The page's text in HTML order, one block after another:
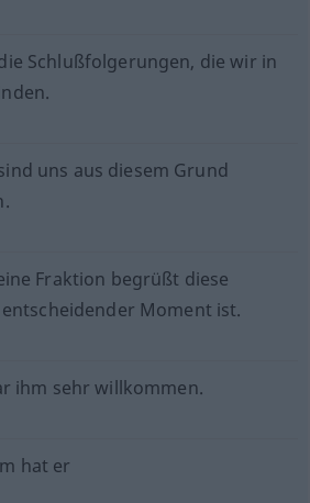
Schlußfolgerungen, die wir in
uns aus diesem Grund
Fraktion begrüßt diese
Moment ist.
ihm sehr willkommen.
hat er